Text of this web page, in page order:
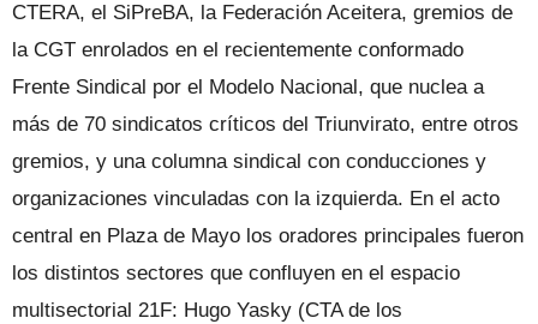
CTERA, el SiPreBA, la Federación Aceitera, gremios de
la CGT enrolados en el recientemente conformado
Frente Sindical por el Modelo Nacional, que nuclea a
más de 70 sindicatos críticos del Triunvirato, entre otros
gremios, y una columna sindical con conducciones y
organizaciones vinculadas con la izquierda. En el acto
central en Plaza de Mayo los oradores principales fueron
los distintos sectores que confluyen en el espacio
multisectorial 21F: Hugo Yasky (CTA de los